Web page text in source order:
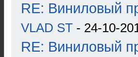
RE: Виниловый
VLAD ST - 24-10-
RE: Виниловый